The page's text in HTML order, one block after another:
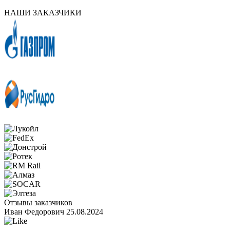
НАШИ ЗАКАЗЧИКИ
Отзывы заказчиков
Иван Федорович 25.08.2024